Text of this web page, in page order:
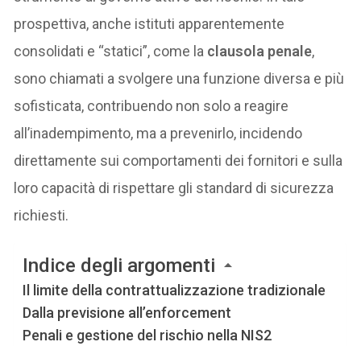
prospettiva, anche istituti apparentemente
consolidati e “statici”, come la clausola penale,
sono chiamati a svolgere una funzione diversa e più
sofisticata, contribuendo non solo a reagire
all’inadempimento, ma a prevenirlo, incidendo
direttamente sui comportamenti dei fornitori e sulla
loro capacità di rispettare gli standard di sicurezza
richiesti.
Indice degli argomenti
Il limite della contrattualizzazione tradizionale
Dalla previsione all’enforcement
Penali e gestione del rischio nella NIS2